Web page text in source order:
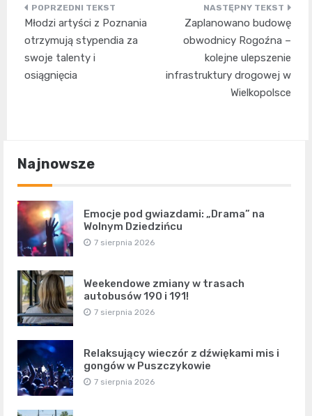
Nawigacja
wpisu
Młodzi artyści z Poznania
otrzymują stypendia za
swoje talenty i
osiągnięcia
Zaplanowano budowę
obwodnicy Rogoźna –
kolejne ulepszenie
infrastruktury drogowej w
Wielkopolsce
Najnowsze
Emocje pod gwiazdami: „Drama” na
Wolnym Dziedzińcu
7 sierpnia 2026
Weekendowe zmiany w trasach
autobusów 190 i 191!
7 sierpnia 2026
Relaksujący wieczór z dźwiękami mis i
gongów w Puszczykowie
7 sierpnia 2026